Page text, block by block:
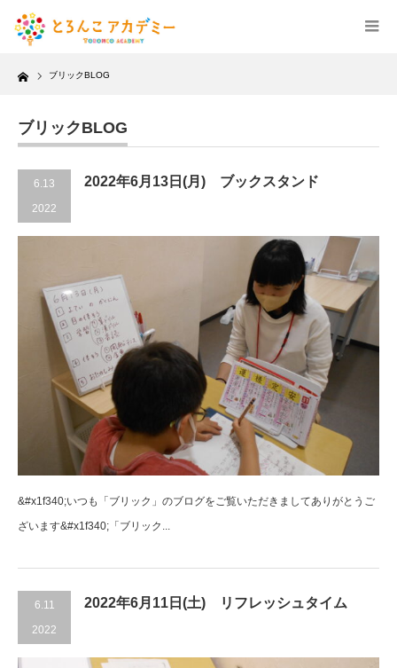
Home ブリックBLOG
ブリックBLOG
6.13
2022
2022年6月13日(月) ブックスタンド
&#x1f340;いつも「ブリック」のブログをご覧いただきましてありがとうご
ざいます&#x1f340;「ブリック...
6.11
2022
2022年6月11日(土) リフレッシュタイム